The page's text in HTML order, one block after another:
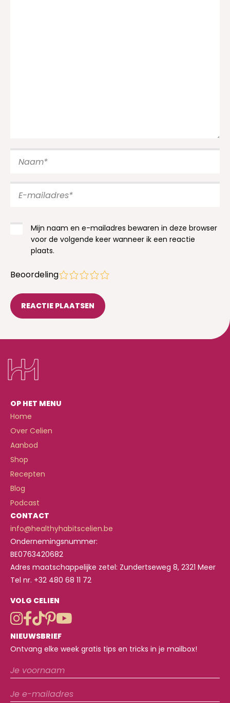
Mijn naam en e-mailadres bewaren in deze browser
voor de volgende keer wanneer ik een reactie
plaats.
Beoordeling 4
3
2
1
OP HET MENU
Home
Over Celien
Aanbod
Shop
Recepten
Blog
Podcast
CONTACT
info@healthyhabitscelien.be
Ondernemingsnummer:
BE0763420682
Adres maatschappelijke zetel: Zundertseweg 8, 2321 Meer
Tel nr. +32 480 68 11 72
VOLG CELIEN
NIEUWSBRIEF
Ontvang elke week gratis tips en tricks in je mailbox!